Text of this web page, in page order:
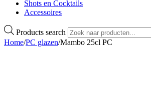
Shots en Cocktails
Accessoires
Products search
Home/PC glazen/Mambo 25cl PC